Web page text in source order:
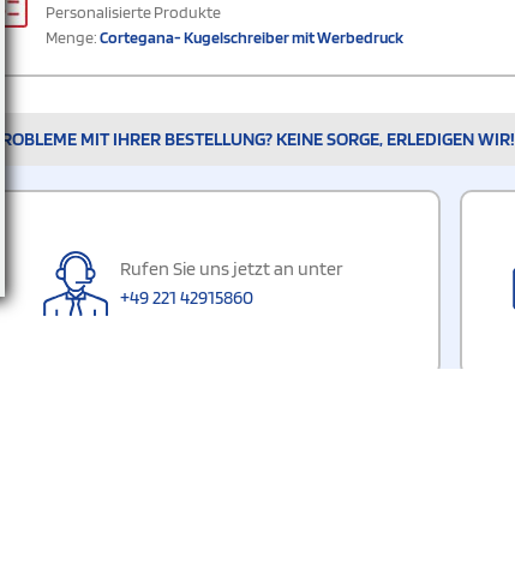
Personalisierte Produkte
Menge:Cortegana- Kugelschreiber mit Werbedruck
PROBLEME MIT IHRER BESTELLUNG? KEINE SORGE, ERLEDIGEN WIR!
Rufen Sie uns jetzt an unter
+49 221 42915860